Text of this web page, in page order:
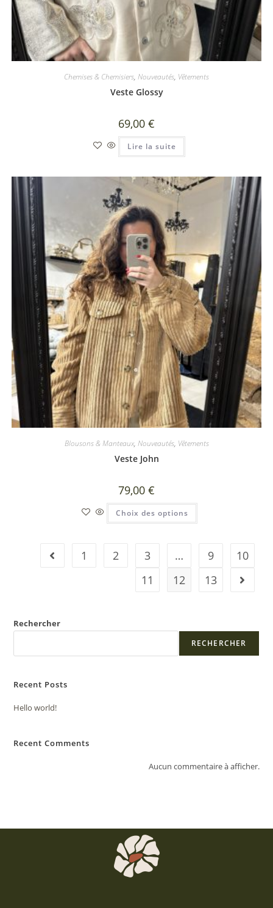
Chemises & Chemisiers, Nouveautés, Vêtements
Veste Glossy
69,00 €
Lire la suite
Blousons & Manteaux, Nouveautés, Vêtements
Veste John
79,00 €
Choix des options
1 2 3 … 9
10
11
12 13
Rechercher
RECHERCHER
Recent Posts
Hello world!
Recent Comments
Aucun commentaire à afficher.